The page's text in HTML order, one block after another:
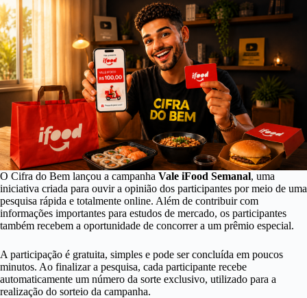
O Cifra do Bem lançou a campanha Vale iFood Semanal, uma
iniciativa criada para ouvir a opinião dos participantes por meio de uma
pesquisa rápida e totalmente online. Além de contribuir com
informações importantes para estudos de mercado, os participantes
também recebem a oportunidade de concorrer a um prêmio especial.
A participação é gratuita, simples e pode ser concluída em poucos
minutos. Ao finalizar a pesquisa, cada participante recebe
automaticamente um número da sorte exclusivo, utilizado para a
realização do sorteio da campanha.